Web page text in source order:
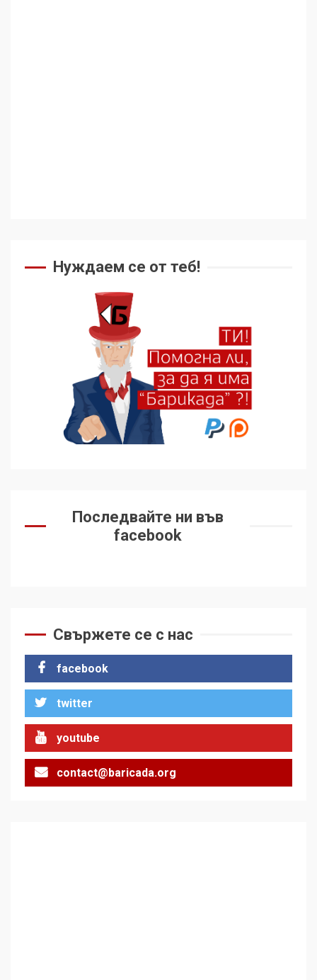
Нуждаем се от теб!
Последвайте ни във
facebook
Свържете се с нас
facebook
twitter
youtube
contact@baricada.org